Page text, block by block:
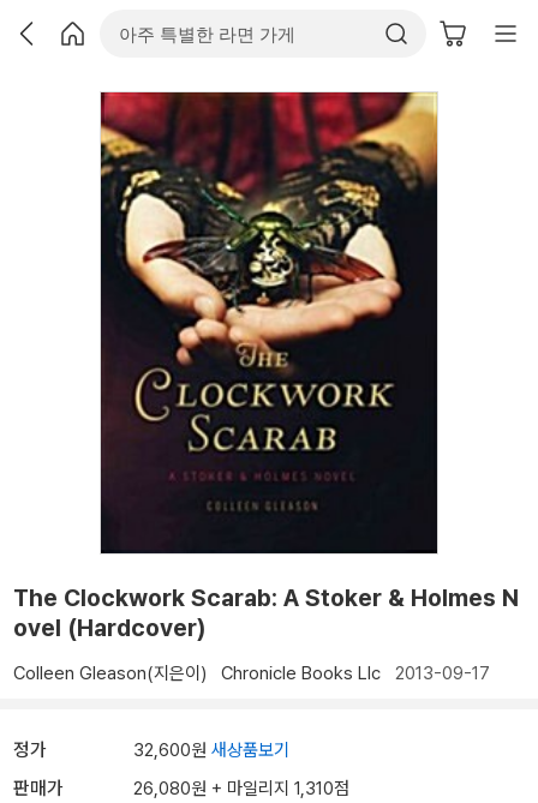
The Clockwork Scarab: A Stoker & Holmes N
ovel (Hardcover)
Colleen Gleason(지은이) Chronicle Books Llc 2013-09-17
정가 32,600원 새상품보기
판매가 26,080원 + 마일리지 1,310점